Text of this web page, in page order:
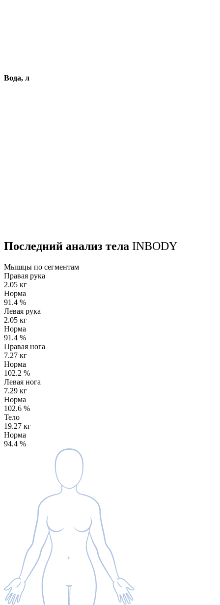
Вода, л
Последний анализ тела INBODY
Мышцы по сегментам
Правая рука
2.05 кг
Норма
91.4 %
Левая рука
2.05 кг
Норма
91.4 %
Правая нога
7.27 кг
Норма
102.2 %
Левая нога
7.29 кг
Норма
102.6 %
Тело
19.27 кг
Норма
94.4 %